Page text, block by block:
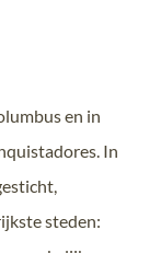
en in
In
steden: